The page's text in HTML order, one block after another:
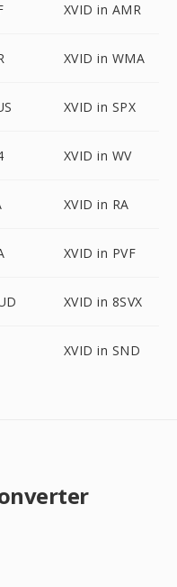
XVID in AMR
XVID in WMA
XVID in SPX
XVID in WV
XVID in RA
XVID in PVF
XVID in 8SVX
XVID in SND